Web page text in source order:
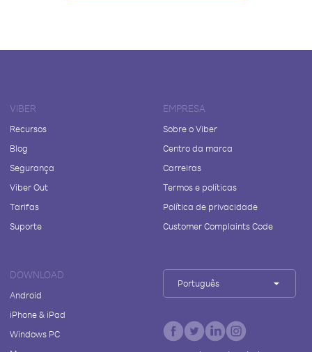
VIBER
Recursos
Blog
Segurança
Viber Out
Tarifas
Suporte
EMPRESA
Sobre o Viber
Centro da marca
Carreiras
Termos e políticas
Política de privacidade
Customer Complaints Code
DOWNLOAD
Android
iPhone & iPad
Windows PC
Português